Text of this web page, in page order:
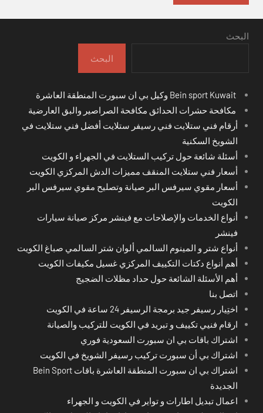
البحث
البحث
مكافحة حشرات الحدائق مكافحة الصراصير والبق العارضية
أرقام فني ستلايت فني رسيفر ستلايت أفضل فني ستلايت في
الشويخ السكنية
أسئلة شائعة حول تركيب الستلايت في الجهراء و الكويت
أسعار فني ستلايت المنقف مميزات الدش المركزي الكويت
أسعار مقوي سيرفس البر صيانة وتصليح مقوي سيرفس البر
الكويت
أنواع الخدمات والإصلاحات مع فينشر مركز صيانة سيارات
فينشر
أنواع شتر و المينوم السالمي ألوان شتر السالمي صباغ الكويت
أهم أنواع دكتات التكييف المركزي غسيل مكيفات الكويت
أهم الأسئلة الشائعة حول حداد مظلات الضجيج
اتصل بنا
اختِيار رسيفر جيد برمجة الرسيفر 24 ساعة في الكويت
ارقام فنيي تكييف و تبريد في الكويت للتركيب والصيانة
اشتراك باقات بي ان سبورت السعودية فوري
اشتراك بي أن سبورت تركيب رسيفر الشويخ في الكويت
اشتراك بي ان سبورت المنطقة العاشرة باقات Bein Sport
الجديدة
اعمال تبديل اطارات و تواير في الكويت و الجهراء